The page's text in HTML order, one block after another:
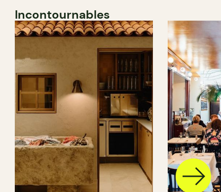
Incontournables